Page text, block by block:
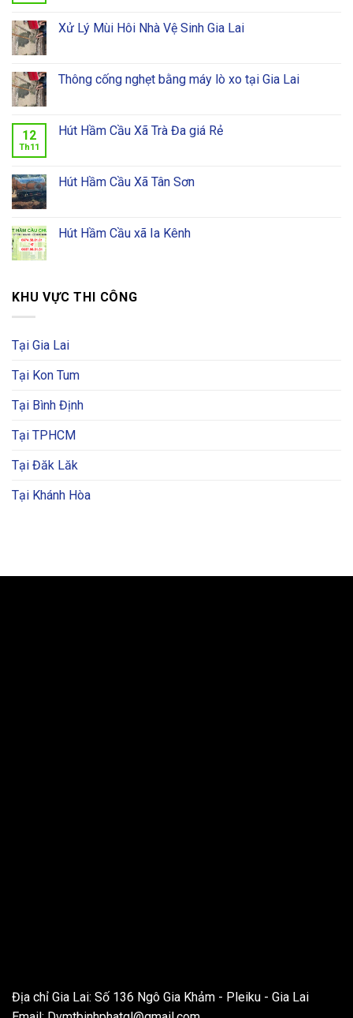
Xử Lý Mùi Hôi Nhà Vệ Sinh Gia Lai
Thông cống nghẹt bằng máy lò xo tại Gia Lai
12
Th11
Hút Hầm Cầu Xã Trà Đa giá Rẻ
Hút Hầm Cầu Xã Tân Sơn
Hút Hầm Cầu xã Ia Kênh
KHU VỰC THI CÔNG
Tại Gia Lai
Tại Kon Tum
Tại Bình Định
Tại TPHCM
Tại Đăk Lăk
Tại Khánh Hòa
Địa chỉ Gia Lai: Số 136 Ngô Gia Khảm - Pleiku - Gia Lai